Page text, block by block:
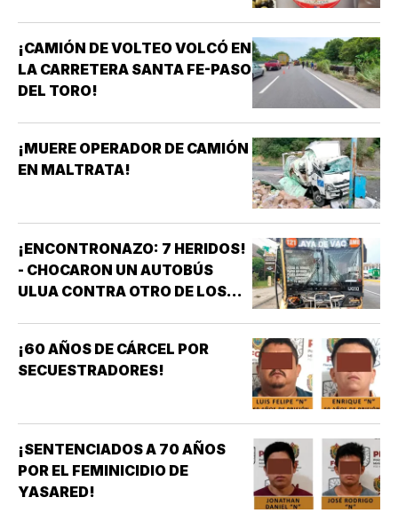
¡CAMIÓN DE VOLTEO VOLCÓ EN
LA CARRETERA SANTA FE-PASO
DEL TORO!
¡MUERE OPERADOR DE CAMIÓN
EN MALTRATA!
¡ENCONTRONAZO: 7 HERIDOS!
- CHOCARON UN AUTOBÚS
ULUA CONTRA OTRO DE LOS
¡60 AÑOS DE CÁRCEL POR
SECUESTRADORES!
¡SENTENCIADOS A 70 AÑOS
POR EL FEMINICIDIO DE
YASARED!